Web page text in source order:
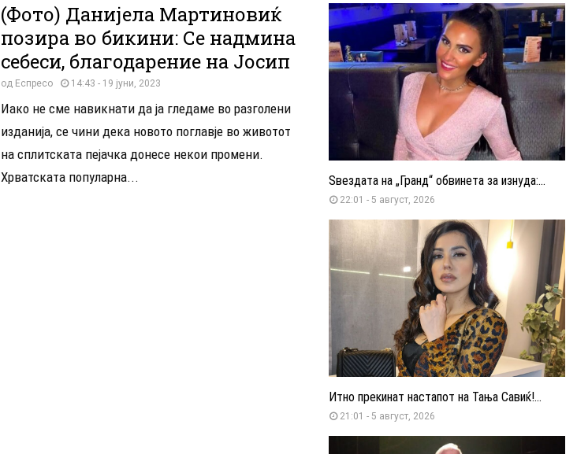
(Фото) Данијела Мартиновиќ
позира во бикини: Се надмина
себеси, благодарение на Јосип
од Еспресо 14:43 - 19 јуни, 2023
Иако не сме навикнати да ја гледаме во разголени
изданија, се чини дека новото поглавје во животот
на сплитската пејачка донесе некои промени.
Хрватската популарна...
Ѕвездата на „Гранд“ обвинета за изнуда:...
22:01 - 5 август, 2026
Итно прекинат настапот на Тања Савиќ!...
21:01 - 5 август, 2026